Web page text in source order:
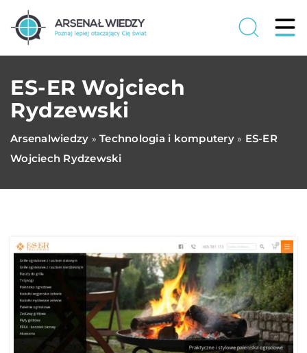
ES-ER Wojciech
Rydzewski
Arsenalwiedzy » Technologia i komputery» ES-ER
Wojciech Rydzewski